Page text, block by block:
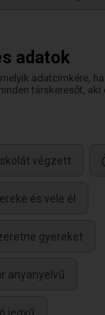
adatok
adatcímkére,
társkeresőt, aki
végzett
és vele él
gyereket
anyanyelvű